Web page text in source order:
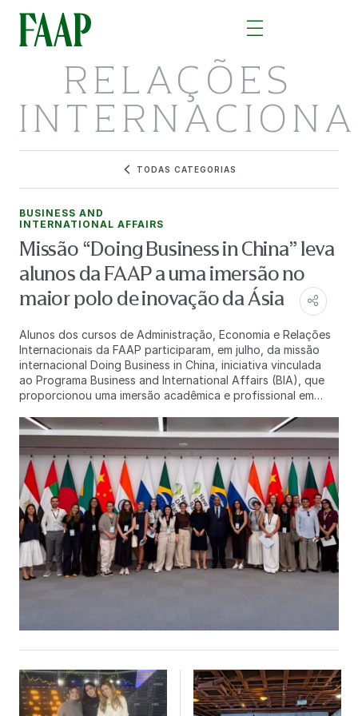
RELAÇÕES
TODAS CATEGORIAS
BUSINESS AND
INTERNATIONAL AFFAIRS
Missão “Doing Business in China” leva
alunos da FAAP a uma imersão no
maior polo de inovação da Ásia
Alunos dos cursos de Administração, Economia e Relações
Internacionais da FAAP participaram, em julho, da missão
internacional Doing Business in China, iniciativa vinculada
ao Programa Business and International Affairs (BIA), que
proporcionou uma imersão acadêmica e profissional em
e relações internacionais da China. Ao longo de quase
duas semanas, a delegação percorreu Pequim, Hangzhou e
Xangai, em uma programação que integrou universidades
de excelência, empresas líderes globais, instituições
financeiras multilaterais, órgãos de governo e organizações
responsáveis por fortalecer as relações entre Brasil e
China. O grupo foi acompanhado pela professora
Fernanda Magnotta, coordenadora do curso BIA e
idealizadora da missão, e por Juliana Baeza, coordenadora
de Relações Institucionais da FAAP. Entre as atividades, os
estudantes visitaram
ecossistemas de inovação do país. A programação
também incluiu encontros na Embaixada do Brasil em
Pequim e na ApexBrasil, além de visitas técnicas a empresas
e instituições